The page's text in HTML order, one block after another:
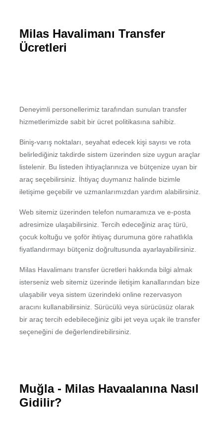
Milas Havalimanı Transfer
Ücretleri
Deneyimli personellerimiz tarafından sunulan transfer
hizmetlerimizde sabit bir ücret politikasına sahibiz.
Biniş-varış noktaları, seyahat edecek kişi sayısı ve rota
belirlediğiniz takdirde sistem üzerinden size uygun araçlar
listelenir. Bu listeden ihtiyaçlarınıza ve bütçenize uyan bir
araç seçebilirsiniz. İhtiyaç duymanız halinde bizimle
iletişime geçebilir ve uzmanlarımızdan yardım alabilirsiniz.
Web sitemiz üzerinden telefon numaramıza ve e-posta
adresimize ulaşabilirsiniz. Tercih edeceğiniz araç türü,
çocuk koltuğu ve şoför ihtiyaç durumuna göre rahatlıkla
fiyatlandırmayı bütçeniz doğrultusunda ayarlayabilirsiniz.
Milas Havalimanı transfer ücretleri hakkında bilgi almak
isterseniz web sitemiz üzerinde iletişim kanallarından bize
ulaşabilir veya sistem üzerindeki online rezervasyon
aracını kullanabilirsiniz. Sürücülü veya sürücüsüz olarak
bir araç tercih edebileceğiniz gibi jet veya uçak ile transfer
seçeneğini de değerlendirebilirsiniz.
Muğla - Milas Havaalanına Nasıl
Gidilir?